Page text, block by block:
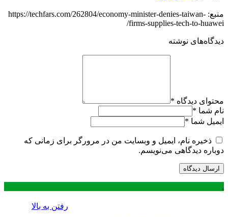
منبع: https://techfars.com/262804/economy-minister-denies-taiwan-
firms-supplies-tech-to-huawei/
دیدگاه‌های نوشته
محتوای دیدگاه *
نام شما *
ایمیل شما *
ذخیره نام، ایمیل و وبسایت من در مرورگر برای زمانی که
دوباره دیدگاهی می‌نویسم.
.
رفتن به بالا